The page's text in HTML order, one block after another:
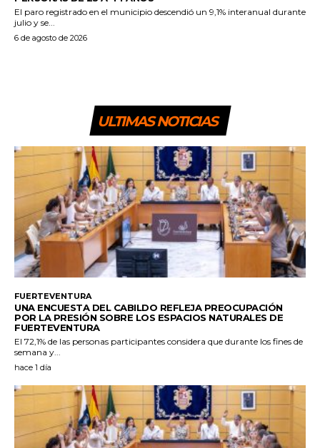
El paro registrado en el municipio descendió un 9,1% interanual durante
julio y se...
6 de agosto de 2026
ULTIMAS NOTICIAS
FUERTEVENTURA
UNA ENCUESTA DEL CABILDO REFLEJA PREOCUPACIÓN
POR LA PRESIÓN SOBRE LOS ESPACIOS NATURALES DE
FUERTEVENTURA
El 72,1% de las personas participantes considera que durante los fines de
semana y...
hace 1 día